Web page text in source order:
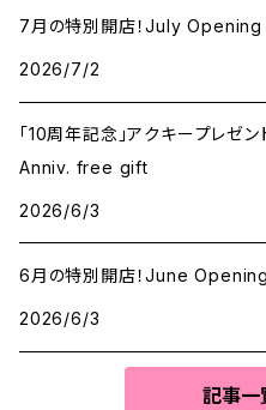
7月の特別開店！July
2026/7/2
「10周年記念」アクキープレゼ
Anniv. free gift
2026/6/3
6月の特別開店！June
2026/6/3
記事一